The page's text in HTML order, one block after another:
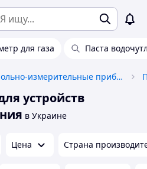
для газа Паста
Контрольно-измерительные приборы
устройств
в Украине
Цена Страна